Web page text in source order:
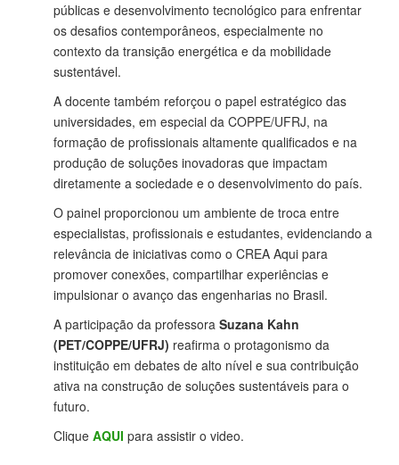
públicas e desenvolvimento tecnológico para enfrentar
os desafios contemporâneos, especialmente no
contexto da transição energética e da mobilidade
sustentável.
A docente também reforçou o papel estratégico das
universidades, em especial da COPPE/UFRJ, na
formação de profissionais altamente qualificados e na
produção de soluções inovadoras que impactam
diretamente a sociedade e o desenvolvimento do país.
O painel proporcionou um ambiente de troca entre
especialistas, profissionais e estudantes, evidenciando a
relevância de iniciativas como o CREA Aqui para
promover conexões, compartilhar experiências e
impulsionar o avanço das engenharias no Brasil.
A participação da professora Suzana Kahn
(PET/COPPE/UFRJ) reafirma o protagonismo da
instituição em debates de alto nível e sua contribuição
ativa na construção de soluções sustentáveis para o
futuro.
Clique AQUI para assistir o video.